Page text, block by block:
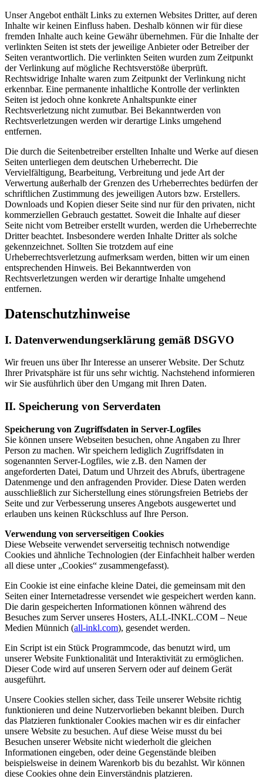
Unser Angebot enthält Links zu externen Websites Dritter, auf deren
Inhalte wir keinen Einfluss haben. Deshalb können wir für diese
fremden Inhalte auch keine Gewähr übernehmen. Für die Inhalte der
verlinkten Seiten ist stets der jeweilige Anbieter oder Betreiber der
Seiten verantwortlich. Die verlinkten Seiten wurden zum Zeitpunkt
der Verlinkung auf mögliche Rechtsverstöße überprüft.
Rechtswidrige Inhalte waren zum Zeitpunkt der Verlinkung nicht
erkennbar. Eine permanente inhaltliche Kontrolle der verlinkten
Seiten ist jedoch ohne konkrete Anhaltspunkte einer
Rechtsverletzung nicht zumutbar. Bei Bekanntwerden von
Rechtsverletzungen werden wir derartige Links umgehend
entfernen.
Die durch die Seitenbetreiber erstellten Inhalte und Werke auf diesen
Seiten unterliegen dem deutschen Urheberrecht. Die
Vervielfältigung, Bearbeitung, Verbreitung und jede Art der
Verwertung außerhalb der Grenzen des Urheberrechtes bedürfen der
schriftlichen Zustimmung des jeweiligen Autors bzw. Erstellers.
Downloads und Kopien dieser Seite sind nur für den privaten, nicht
kommerziellen Gebrauch gestattet. Soweit die Inhalte auf dieser
Seite nicht vom Betreiber erstellt wurden, werden die Urheberrechte
Dritter beachtet. Insbesondere werden Inhalte Dritter als solche
gekennzeichnet. Sollten Sie trotzdem auf eine
Urheberrechtsverletzung aufmerksam werden, bitten wir um einen
entsprechenden Hinweis. Bei Bekanntwerden von
Rechtsverletzungen werden wir derartige Inhalte umgehend
entfernen.
Datenschutzhinweise
I. Datenverwendungserklärung gemäß DSGVO
Wir freuen uns über Ihr Interesse an unserer Website. Der Schutz
Ihrer Privatsphäre ist für uns sehr wichtig. Nachstehend informieren
wir Sie ausführlich über den Umgang mit Ihren Daten.
II. Speicherung von Serverdaten
Speicherung von Zugriffsdaten in Server-Logfiles
Sie können unsere Webseiten besuchen, ohne Angaben zu Ihrer
Person zu machen. Wir speichern lediglich Zugriffsdaten in
sogenannten Server-Logfiles, wie z.B. den Namen der
angeforderten Datei, Datum und Uhrzeit des Abrufs, übertragene
Datenmenge und den anfragenden Provider. Diese Daten werden
ausschließlich zur Sicherstellung eines störungsfreien Betriebs der
Seite und zur Verbesserung unseres Angebots ausgewertet und
erlauben uns keinen Rückschluss auf Ihre Person.
Verwendung von serverseitigen Cookies
Diese Webseite verwendet serverseitig technisch notwendige
Cookies und ähnliche Technologien (der Einfachheit halber werden
all diese unter „Cookies“ zusammengefasst).
Ein Cookie ist eine einfache kleine Datei, die gemeinsam mit den
Seiten einer Internetadresse versendet wie gespeichert werden kann.
Die darin gespeicherten Informationen können während des
Besuches zum Server unseres Hosters, ALL-INKL.COM – Neue
Medien Münnich (all-inkl.com), gesendet werden.
Ein Script ist ein Stück Programmcode, das benutzt wird, um
unserer Website Funktionalität und Interaktivität zu ermöglichen.
Dieser Code wird auf unseren Servern oder auf deinem Gerät
ausgeführt.
Unsere Cookies stellen sicher, dass Teile unserer Website richtig
funktionieren und deine Nutzervorlieben bekannt bleiben. Durch
das Platzieren funktionaler Cookies machen wir es dir einfacher
unsere Website zu besuchen. Auf diese Weise musst du bei
Besuchen unserer Website nicht wiederholt die gleichen
Informationen eingeben, oder deine Gegenstände bleiben
beispielsweise in deinem Warenkorb bis du bezahlst. Wir können
diese Cookies ohne dein Einverständnis platzieren.